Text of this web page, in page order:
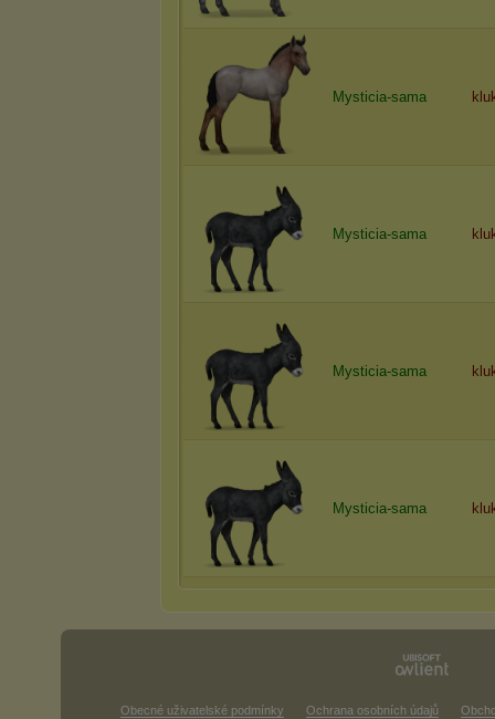
Mysticia-sama
Mysticia-sama
Mysticia-sama
Mysticia-sama
Obecné uživatelské podmínky Ochrana osobních údajů